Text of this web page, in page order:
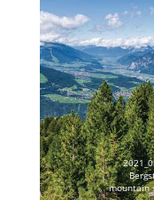
mountain